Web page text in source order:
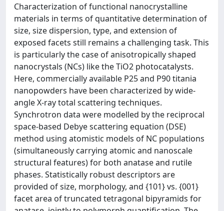
Characterization of functional nanocrystalline
materials in terms of quantitative determination of
size, size dispersion, type, and extension of
exposed facets still remains a challenging task. This
is particularly the case of anisotropically shaped
nanocrystals (NCs) like the TiO2 photocatalysts.
Here, commercially available P25 and P90 titania
nanopowders have been characterized by wide-
angle X-ray total scattering techniques.
Synchrotron data were modelled by the reciprocal
space-based Debye scattering equation (DSE)
method using atomistic models of NC populations
(simultaneously carrying atomic and nanoscale
structural features) for both anatase and rutile
phases. Statistically robust descriptors are
provided of size, morphology, and {101} vs. {001}
facet area of truncated tetragonal bipyramids for